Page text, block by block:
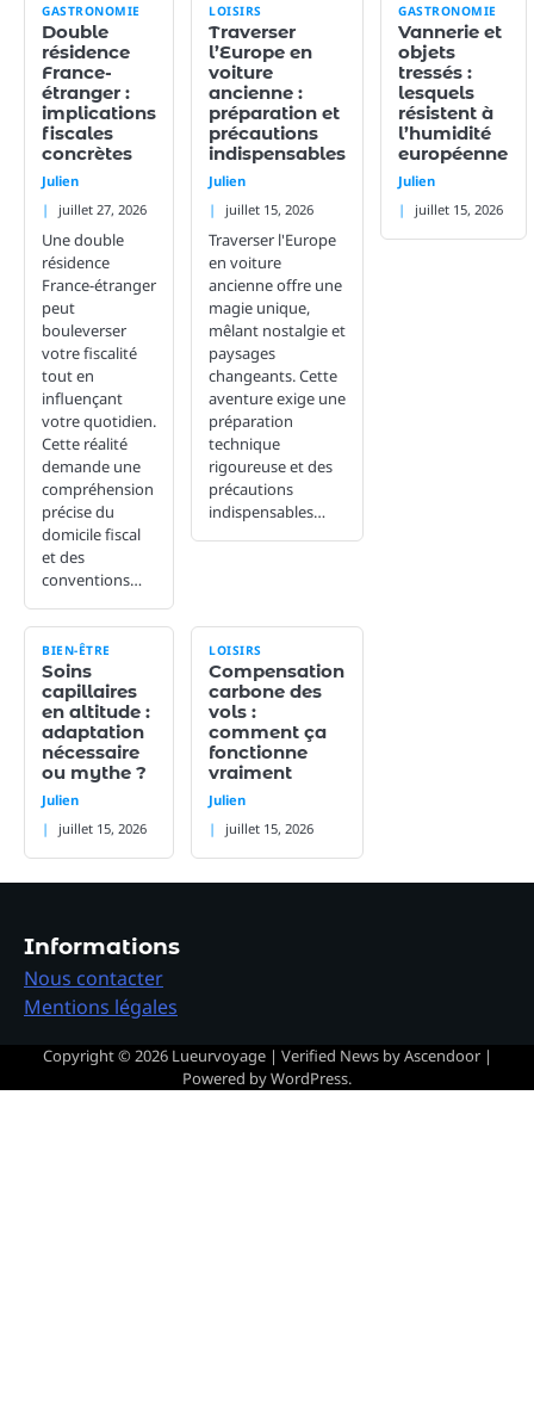
GASTRONOMIE
Double
résidence
France-
étranger :
implications
fiscales
concrètes
Julien
juillet 27, 2026
Une double
résidence
France-étranger
peut
bouleverser
votre fiscalité
tout en
influençant
votre quotidien.
Cette réalité
demande une
compréhension
précise du
domicile fiscal
et des
conventions…
LOISIRS
Traverser
l’Europe en
voiture
ancienne :
préparation et
précautions
indispensables
Julien
juillet 15, 2026
Traverser l'Europe
en voiture
ancienne offre une
magie unique,
mêlant nostalgie et
paysages
changeants. Cette
aventure exige une
préparation
technique
rigoureuse et des
précautions
indispensables…
GASTRONOMIE
Vannerie et
objets
tressés :
lesquels
résistent à
l’humidité
européenne
Julien
juillet 15, 2026
BIEN-ÊTRE
Soins
capillaires
en altitude :
adaptation
nécessaire
ou mythe ?
Julien
juillet 15, 2026
LOISIRS
Compensation
carbone des
vols :
comment ça
fonctionne
vraiment
Julien
juillet 15, 2026
Informations
Nous contacter
Mentions légales
Copyright © 2026 Lueurvoyage| Verified News byAscendoor|
Powered byWordPress.